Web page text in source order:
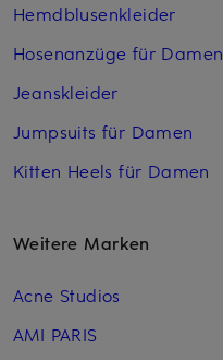
Hemdblusenkleider
Hosenanzüge für Damen
Jeanskleider
Jumpsuits für Damen
Kitten Heels für Damen
Weitere Marken
Acne Studios
AMI PARIS